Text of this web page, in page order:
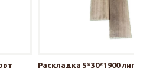
Раскладка 5*30*1900